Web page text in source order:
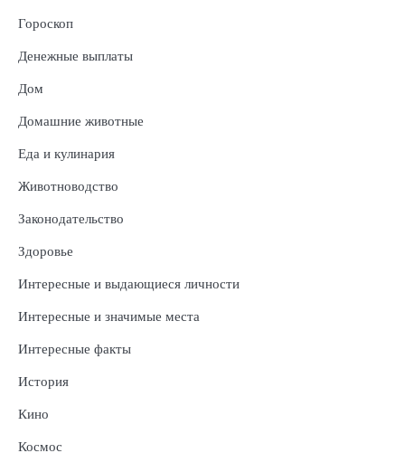
Гороскоп
Денежные выплаты
Дом
Домашние животные
Еда и кулинария
Животноводство
Законодательство
Здоровье
Интересные и выдающиеся личности
Интересные и значимые места
Интересные факты
История
Кино
Космос